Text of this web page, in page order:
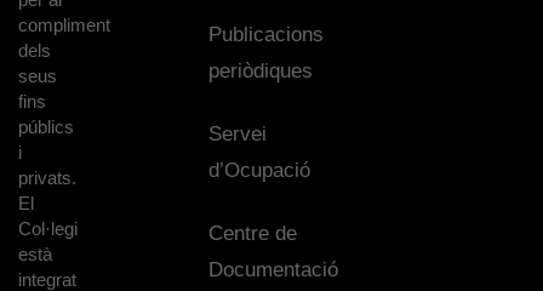
compliment
dels
seus
fins
públics
i
privats.
El
Col·legi
està
integrat
Publicacions
periòdiques
Servei
d’Ocupació
Centre de
Documentació